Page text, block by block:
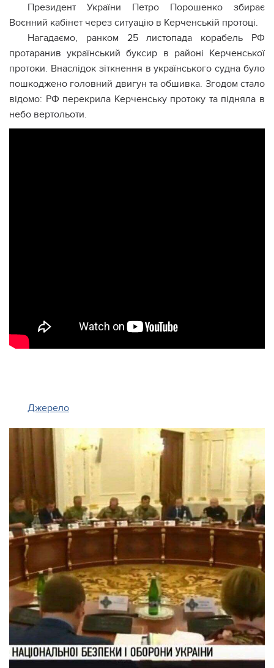
Президент України Петро Порошенко збирає
Воєнний кабінет через ситуацію в Керченській протоці.
Нагадаємо, ранком 25 листопада корабель РФ
протаранив український буксир в районі Керченської
протоки. Внаслідок зіткнення в українського судна було
пошкоджено головний двигун та обшивка. Згодом стало
відомо: РФ перекрила Керченську протоку та підняла в
небо вертольоти.
Джерело